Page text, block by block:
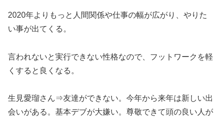
2020年よりもっと人間関係や仕事の幅が広がり、やりた
い事が出てくる。
言われないと実行できない性格なので、フットワークを軽
くすると良くなる。
生見愛瑠さん⇒友達ができない。今年から来年は新しい出
会いがある。基本デブが大嫌い。尊敬できて頭の良い人が